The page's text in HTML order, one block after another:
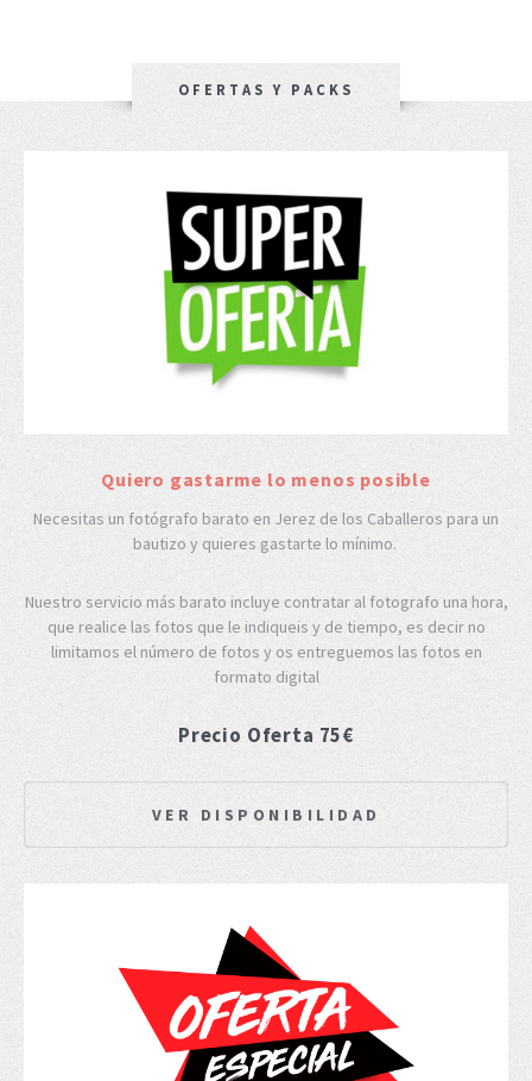
OFERTAS Y PACKS
Quiero gastarme lo menos posible
Necesitas un fotógrafo barato en Jerez de los Caballeros para un
bautizo y quieres gastarte lo mínimo.
Nuestro servicio más barato incluye contratar al fotografo una hora,
que realice las fotos que le indiqueis y de tiempo, es decir no
limitamos el número de fotos y os entreguemos las fotos en
formato digital
Precio Oferta 75€
VER DISPONIBILIDAD